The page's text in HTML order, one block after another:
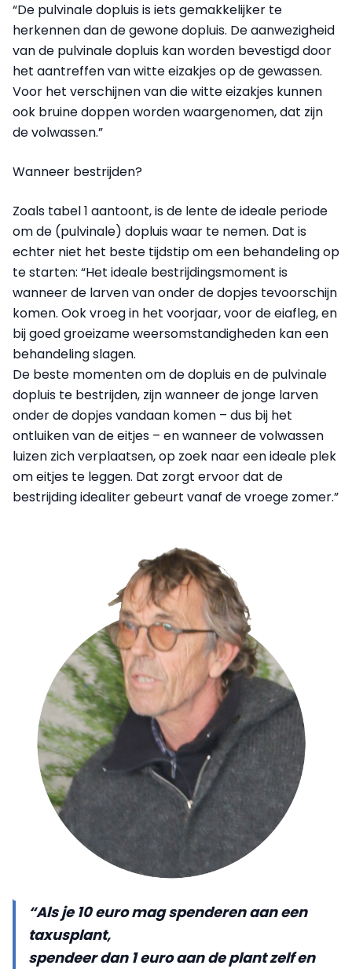
“De pulvinale dopluis is iets gemakkelijker te
herkennen dan de gewone dopluis. De aanwezigheid
van de pulvinale dopluis kan worden bevestigd door
het aantreffen van witte eizakjes op de gewassen.
Voor het verschijnen van die witte eizakjes kunnen
ook bruine doppen worden waargenomen, dat zijn
de volwassen.”
Wanneer bestrijden?
Zoals tabel 1 aantoont, is de lente de ideale periode
om de (pulvinale) dopluis waar te nemen. Dat is
echter niet het beste tijdstip om een behandeling op
te starten: “Het ideale bestrijdingsmoment is
wanneer de larven van onder de dopjes tevoorschijn
komen. Ook vroeg in het voorjaar, voor de eiafleg, en
bij goed groeizame weersomstandigheden kan een
behandeling slagen.
De beste momenten om de dopluis en de pulvinale
dopluis te bestrijden, zijn wanneer de jonge larven
onder de dopjes vandaan komen – dus bij het
ontluiken van de eitjes – en wanneer de volwassen
luizen zich verplaatsen, op zoek naar een ideale plek
om eitjes te leggen. Dat zorgt ervoor dat de
bestrijding idealiter gebeurt vanaf de vroege zomer.”
“Als je 10 euro mag spenderen aan een
taxusplant,
spendeer dan 1 euro aan de plant zelf en